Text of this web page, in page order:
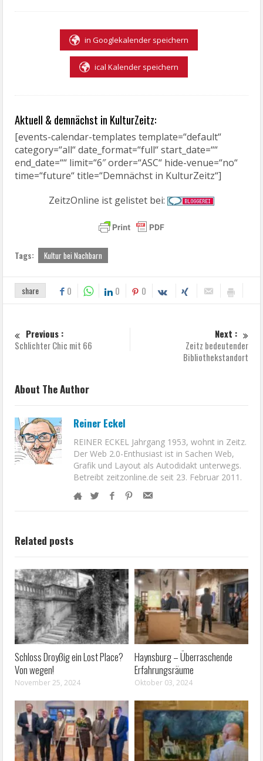
in Googlekalender speichern
ical Kalender speichern
Aktuell & demnächst in KulturZeitz:
[events-calendar-templates template=“default“
category=“all“ date_format=“full“ start_date=““
end_date=““ limit=“6″ order=“ASC“ hide-venue=“no“
time=“future“ title=“Demnächst in KulturZeitz“]
ZeitzOnline ist gelistet bei:
Tags: Kultur bei Nachbarn
share 0 0 0
Previous :
Schlichter Chic mit 66
Next :
Zeitz bedeutender
Bibliothekstandort
About The Author
Reiner Eckel
REINER ECKEL Jahrgang 1953, wohnt in Zeitz.
Der Web 2.0-Enthusiast ist in Sachen Web,
Grafik und Layout als Autodidakt unterwegs.
Betreibt zeitzonline.de seit 23. Februar 2011.
Related posts
Schloss Droyßig ein Lost Place?
Von wegen!
November 25, 2024
Haynsburg – Überraschende
Erfahrungsräume
Oktober 03, 2024